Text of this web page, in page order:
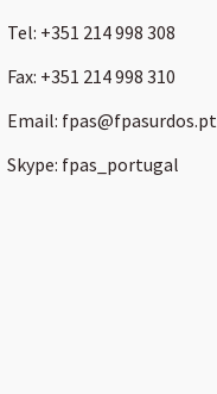
Tel: +351 214 998 308
Fax: +351 214 998 310
Email: fpas@fpasurdos.pt
Skype: fpas_portugal